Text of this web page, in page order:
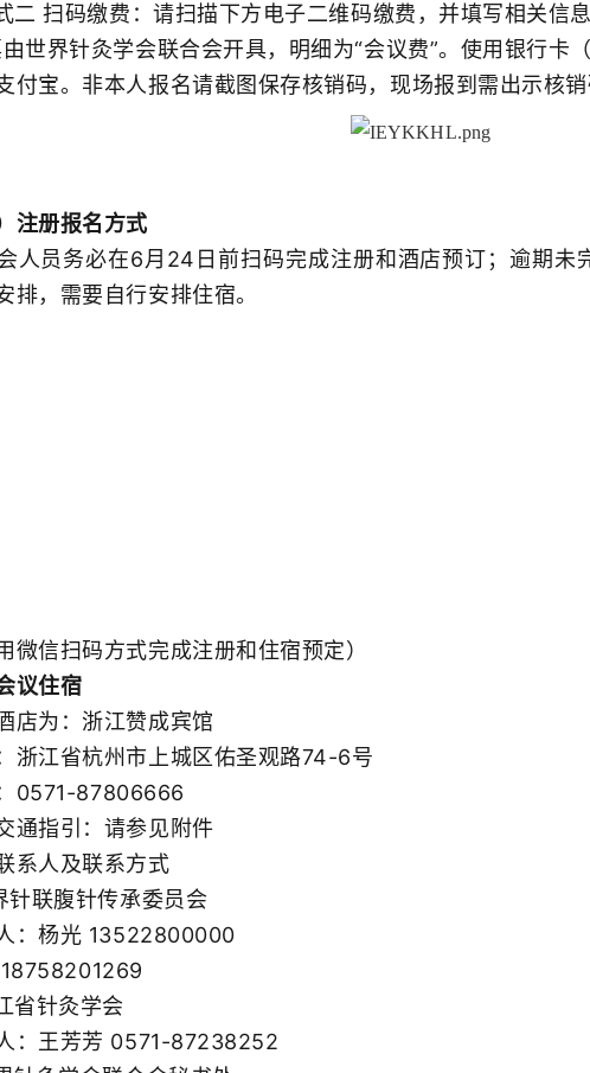
扫码缴费：请扫描下方电子二维码缴费，并填写相关信
由世界针灸学会联合会开具，明细为“会议费”。使用银行卡
付宝。非本人报名请截图保存核销码，现场报到需出示核销
册报名方式
员务必在6月24日前扫码完成注册和酒店预订；逾期未
排，需要自行安排住宿。
信扫码方式完成注册和住宿预定）
住宿
为：浙江赞成宾馆
江省杭州市上城区佑圣观路74-6号
87806666
指引：请参见附件
人及联系方式
联腹针传承委员会
杨光 13522800000
针灸学会
王芳芳 0571-87238252